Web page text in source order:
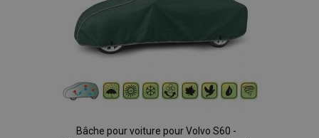
Bâche pour voiture pour Volvo S60 -